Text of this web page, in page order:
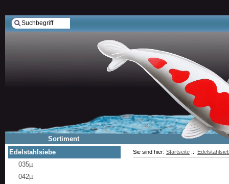
Sie sind hier: Startseite ::
Sortiment
Edelstahlsiebe
035µ
042µ